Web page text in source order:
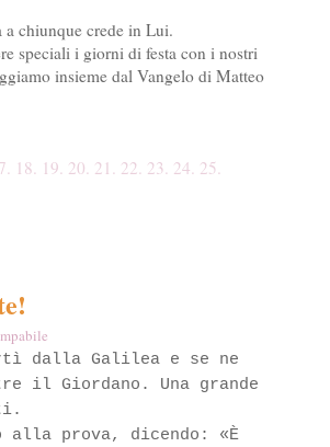
a chiunque crede in Lui.
speciali i giorni di festa con i nostri
insieme dal Vangelo di Matteo
18. 19. 20. 21. 22. 23. 24. 25.
!
dalla Galilea e se ne
il Giordano. Una grande
prova, dicendo: «È